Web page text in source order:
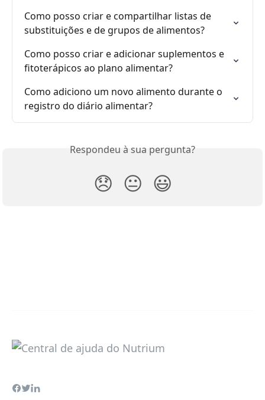
Como posso criar e compartilhar listas de
substituições e de grupos de alimentos?
Como posso criar e adicionar suplementos e
fitoterápicos ao plano alimentar?
Como adiciono um novo alimento durante o
registro do diário alimentar?
Respondeu à sua pergunta?
😞 😐 😃